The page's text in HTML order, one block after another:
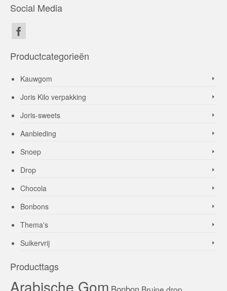
Social Media
Productcategorieën
Kauwgom
Joris Kilo verpakking
Joris-sweets
Aanbieding
Snoep
Drop
Chocola
Bonbons
Thema's
Suikervrij
Producttags
Arabische Gom